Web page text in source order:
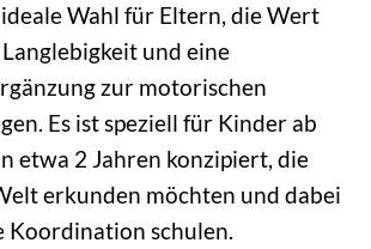
Wahl für Eltern, die Wert
und eine
zur motorischen
Es ist speziell für Kinder ab
etwa 2 Jahren konzipiert, die
erkunden möchten und dabei
Koordination schulen.